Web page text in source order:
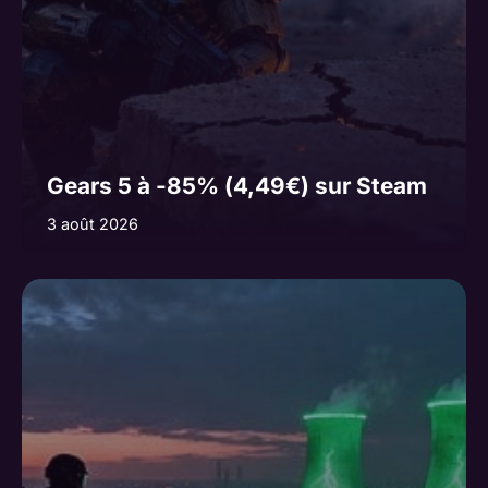
Gears 5 à -85% (4,49€) sur Steam
3 août 2026